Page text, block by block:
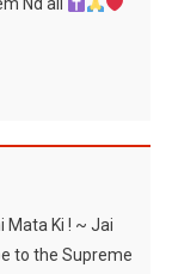
Mata Ki ! ~ Jai
to the Supreme